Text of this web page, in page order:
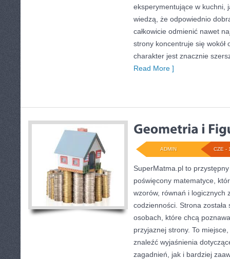
eksperymentujące w kuchni,
wiedzą, że odpowiednio
całkowicie odmienić nawet
strony koncentruje się wokół
charakter jest znacznie
Read More ]
CZE -
ADMIN
SuperMatma.pl to
poświęcony matematyce,
wzorów, równań i logicznych
codzienności. Strona
osobach, które chcą
przyjaznej strony. To
znaleźć wyjaśnienia
zagadnień, jak i bardziej